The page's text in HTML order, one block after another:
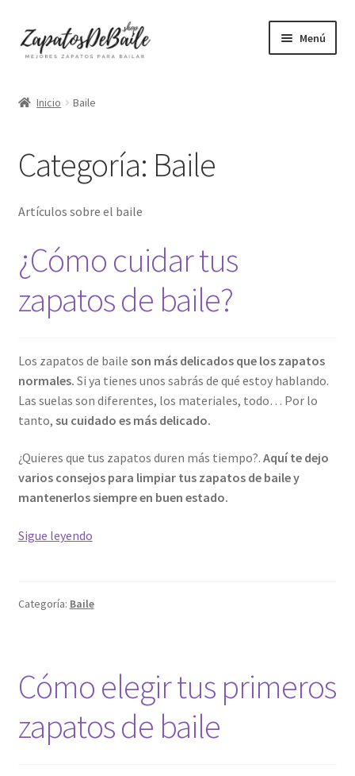
Ir
a
Ir
al
Menú
Accesorios
Mascarillas
Camisetas mujer
Camisetas hombre
Inicio Baile
Categoría: Baile
Artículos sobre el baile
¿Cómo cuidar tus
zapatos de baile?
Los zapatos de baile son más delicados que los zapatos
normales. Si ya tienes unos sabrás de qué estoy hablando.
Las suelas son diferentes, los materiales, todo… Por lo
tanto, su cuidado es más delicado.
¿Quieres que tus zapatos duren más tiempo?. Aquí te dejo
varios consejos para limpiar tus zapatos de baile y
mantenerlos siempre en buen estado.
Sigue leyendo¿Cómo
de
Categoría: Baile
Cómo elegir tus primeros
zapatos de baile